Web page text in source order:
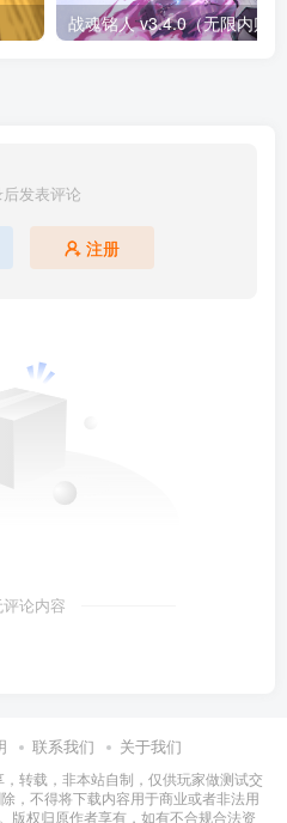
发表评论
注册
评论内容
联系我们 关于我们
转载，非本站自制，仅供玩家做测试交
，不得将下载内容用于商业或者非法用
版权归原作者享有，如有不合规合法资